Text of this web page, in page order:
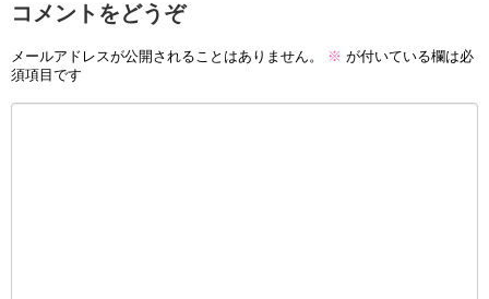
コメントをどうぞ
メールアドレスが公開されることはありません。 ※ が付いている欄は必
須項目です